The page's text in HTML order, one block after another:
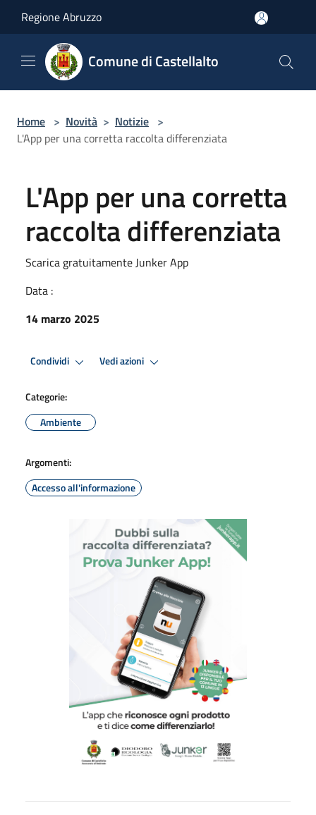
Regione Abruzzo
Comune di Castellalto
Home > Novità > Notizie >
L'App per una corretta raccolta differenziata
L'App per una corretta
raccolta differenziata
Scarica gratuitamente Junker App
Data :
14 marzo 2025
Condividi Vedi azioni
Categorie:
Ambiente
Argomenti:
Accesso all'informazione